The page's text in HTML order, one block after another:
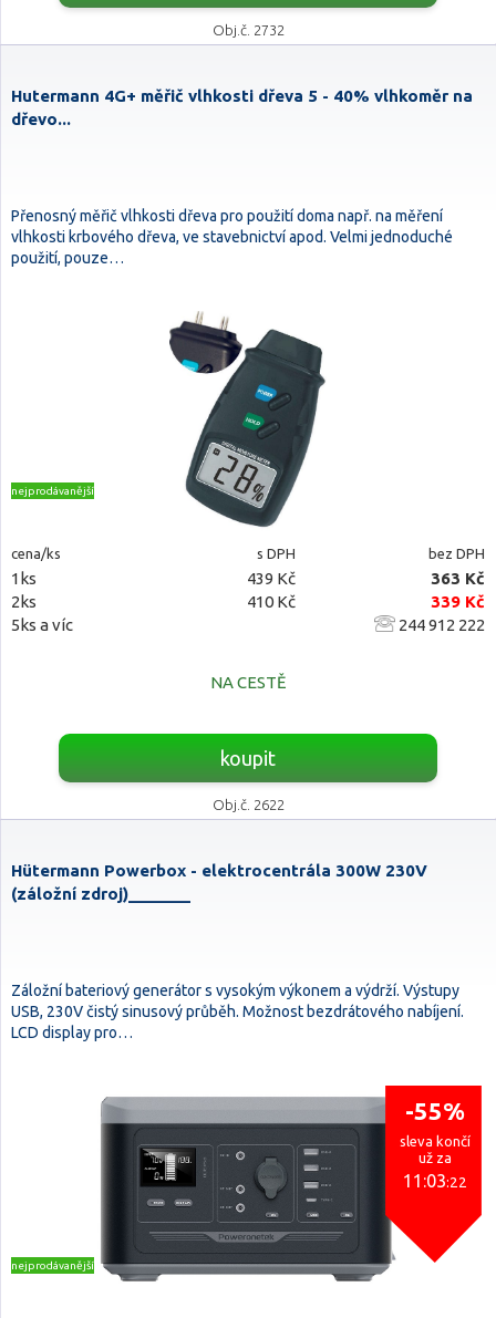
Obj.č. 2732
Hutermann 4G+ měřič vlhkosti dřeva 5 - 40% vlhkoměr na
dřevo...
Přenosný měřič vlhkosti dřeva pro použití doma např. na měření
vlhkosti krbového dřeva, ve stavebnictví apod. Velmi jednoduché
použití, pouze…
nejprodávanější
cena/ks s DPH bez DPH
1ks 439 Kč
363 Kč
2ks
410 Kč
339 Kč
5ks a víc
244 912 222
NA CESTĚ
koupit
Obj.č. 2622
Hütermann Powerbox - elektrocentrála 300W 230V
(záložní zdroj)_______
Záložní bateriový generátor s vysokým výkonem a výdrží. Výstupy
USB, 230V čistý sinusový průběh. Možnost bezdrátového nabíjení.
LCD display pro…
-55%
sleva končí
už za
11:03:21
nejprodávanější